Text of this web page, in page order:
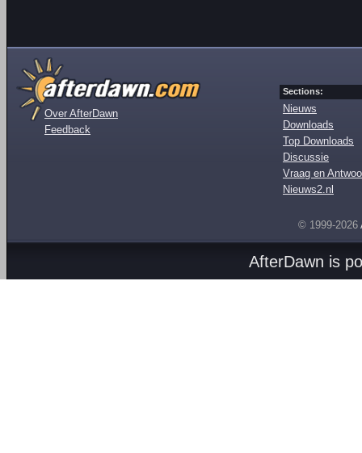
Over AfterDawn
Feedback
Sections:
Nieuws
Downloads
Top Downloads
Discussie
Vraag en
Nieuws2.nl
© 1999-2026
AfterDawn is